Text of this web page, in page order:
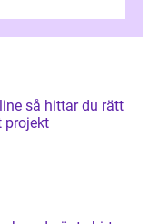
rätt
projekt